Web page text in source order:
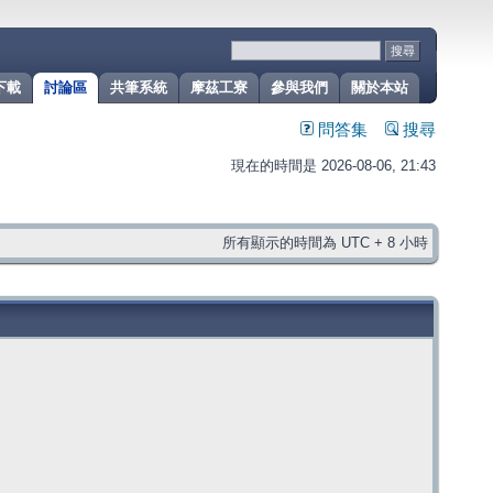
關於本站
參與我們
摩茲工寮
共筆系統
討論區
載
問答集 搜尋
現在的時間是 2026-08-06, 21:43
所有顯示的時間為 UTC + 8 小時